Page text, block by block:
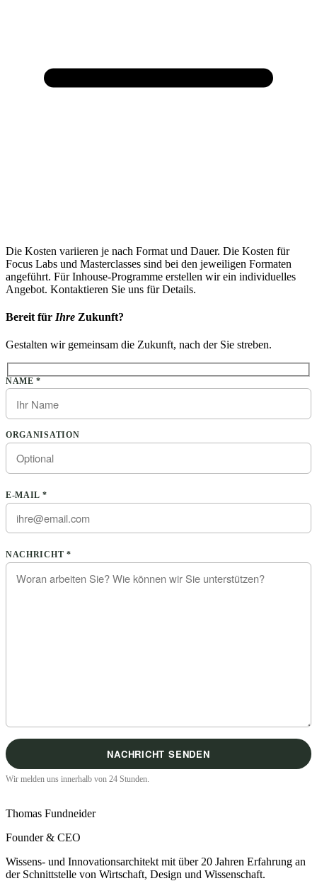
Die Kosten variieren je nach Format und Dauer. Die Kosten für
Focus Labs und Masterclasses sind bei den jeweiligen Formaten
angeführt. Für Inhouse-Programme erstellen wir ein individuelles
Angebot. Kontaktieren Sie uns für Details.
Bereit für Ihre Zukunft?
Gestalten wir gemeinsam die Zukunft, nach der Sie streben.
Bitte lasse dieses Feld leer.
NAME *
ORGANISATION
E-MAIL *
Bitte lasse dieses Feld leer.
NACHRICHT *
Wir melden uns innerhalb von 24 Stunden.
Thomas Fundneider
Founder & CEO
Wissens- und Innovationsarchitekt mit über 20 Jahren Erfahrung an
der Schnittstelle von Wirtschaft, Design und Wissenschaft.